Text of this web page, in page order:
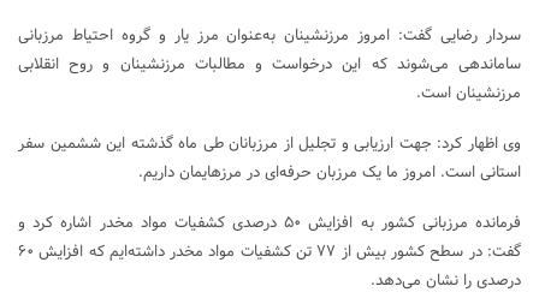
سردار رضایی گفت: امروز مرزنشینان به‌عنوان مرز یار و گروه احتیاط مرزبانی
ساماندهی می‌شوند که این درخواست و مطالبات مرزنشینان و روح انقلابی
مرزنشینان است.
وی اظهار کرد: جهت ارزیابی و تجلیل از مرزبانان طی ماه گذشته این ششمین سفر
استانی است. امروز ما یک مرزبان حرفه‌ای در مرزهایمان داریم.
فرمانده مرزبانی کشور به افزایش ۵۰ درصدی کشفیات مواد مخدر اشاره کرد و
گفت: در سطح کشور بیش از ۷۷ تن کشفیات مواد مخدر داشته‌ایم که افزایش ۶۰
درصدی را نشان می‌دهد.